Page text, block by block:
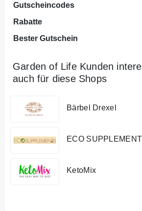
Gutscheincodes
Rabatte
Bester Gutschein
Garden of Life Kunden
auch für diese Shops
Bärbel Drexel
ECO
KetoMix